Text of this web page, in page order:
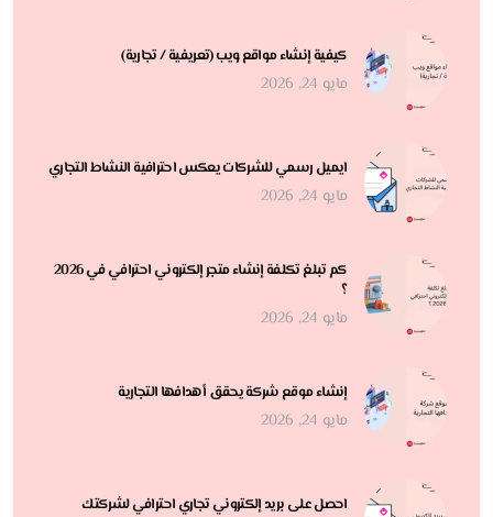
كيفية إنشاء مواقع ويب (تعريفية / تجارية)
مايو 24, 2026
ايميل رسمي للشركات يعكس احترافية النشاط التجاري
مايو 24, 2026
كم تبلغ تكلفة إنشاء متجر إلكتروني احترافي في 2026
؟
مايو 24, 2026
إنشاء موقع شركة يحقق أهدافها التجارية
مايو 24, 2026
احصل على بريد إلكتروني تجاري احترافي لشركتك